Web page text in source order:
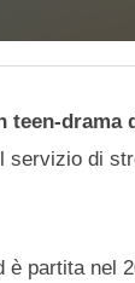
teen-drama
servizio di
partita nel